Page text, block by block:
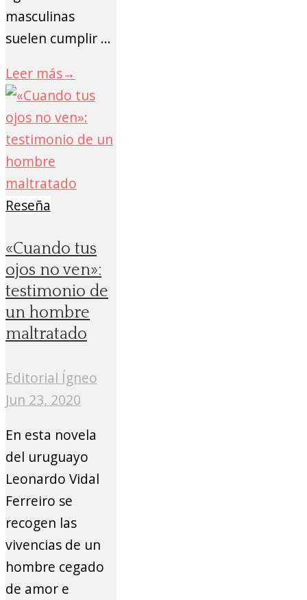
masculinas
suelen cumplir ...
Leer más→
Reseña
«Cuando tus
ojos no ven»:
testimonio de
un hombre
maltratado
Editorial Ígneo
Jun 23, 2020
En esta novela
del uruguayo
Leonardo Vidal
Ferreiro se
recogen las
vivencias de un
hombre cegado
de amor e